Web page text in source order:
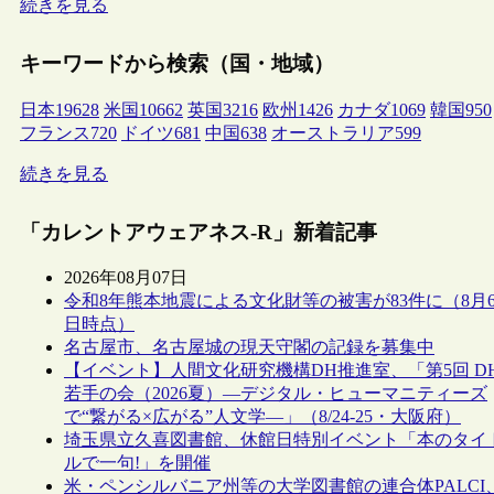
続きを見る
キーワードから検索（国・地域）
日本19628 米国 10662 英国3216 欧州 1426 カナダ1069 韓国950
フランス720 ドイツ681 中国638 オーストラリア599
続きを見る
「カレントアウェアネス-R」新着記事
2026年08月07日
令和8年熊本地震による文化財等の被害が83件に（8月
日時点）
名古屋市、名古屋城の現天守閣の記録を募集中
【イベント】人間文化研究機構DH推進室、「第5回
若手の会（2026夏）―デジタル・ヒューマニティーズ
で“繋がる×広がる”人文学―」（8/24-25・大阪府）
埼玉県立久喜図書館、休館日特別イベント「本のタイ
ルで一句!」を開催
米・ペンシルバニア州等の大学図書館の連合体PALCI、